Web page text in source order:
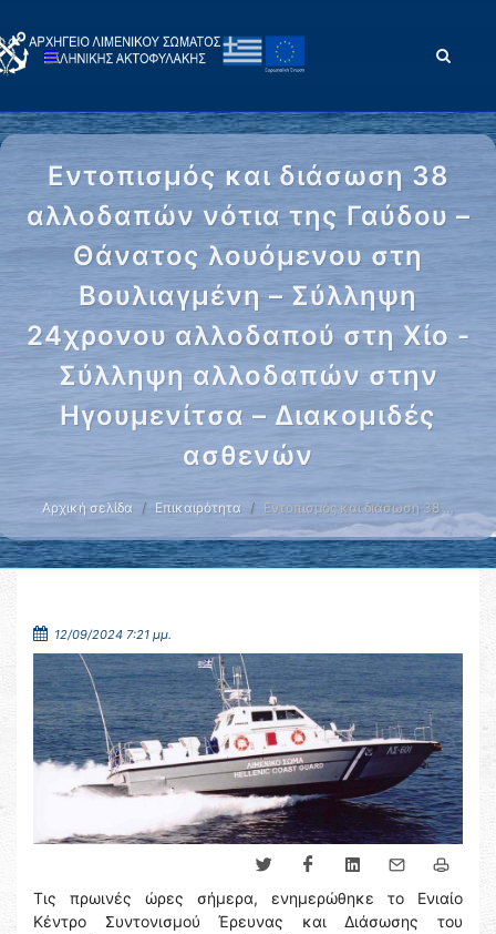
Εντοπισμός και διάσωση 38
αλλοδαπών νότια της Γαύδου –
Θάνατος λουόμενου στη
Βουλιαγμένη – Σύλληψη
24χρονου αλλοδαπού στη Χίο -
Σύλληψη αλλοδαπών στην
Ηγουμενίτσα – Διακομιδές
ασθενών
Αρχική σελίδα Επικαιρότητα Εντοπισμός και διάσωση 38 …
12/09/2024 7:21 μμ.
Τις πρωινές ώρες σήμερα, ενημερώθηκε το Ενιαίο
Κέντρο Συντονισμού Έρευνας και Διάσωσης του